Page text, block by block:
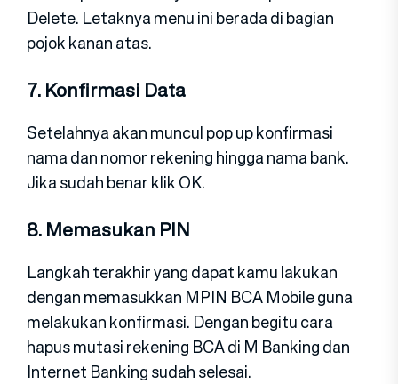
Delete. Letaknya menu ini berada di bagian
pojok kanan atas.
7. Konfirmasi Data
Setelahnya akan muncul pop up konfirmasi
nama dan nomor rekening hingga nama bank.
Jika sudah benar klik OK.
8. Memasukan PIN
Langkah terakhir yang dapat kamu lakukan
dengan memasukkan MPIN BCA Mobile guna
melakukan konfirmasi. Dengan begitu cara
hapus mutasi rekening BCA di M Banking dan
Internet Banking sudah selesai.